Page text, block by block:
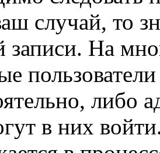
случай, то
записи. На
либо
в них